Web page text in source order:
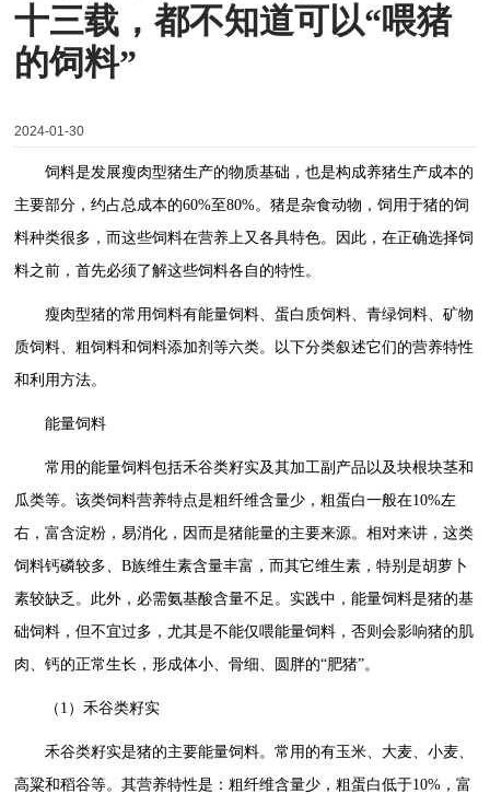
十三载，都不知道可以“喂猪
的饲料”
2024-01-30
饲料是发展瘦肉型猪生产的物质基础，也是构成养猪生产成本的
主要部分，约占总成本的60%至80%。猪是杂食动物，饲用于猪的饲
料种类很多，而这些饲料在营养上又各具特色。因此，在正确选择饲
料之前，首先必须了解这些饲料各自的特性。
瘦肉型猪的常用饲料有能量饲料、蛋白质饲料、青绿饲料、矿物
质饲料、粗饲料和饲料添加剂等六类。以下分类叙述它们的营养特性
和利用方法。
能量饲料
常用的能量饲料包括禾谷类籽实及其加工副产品以及块根块茎和
瓜类等。该类饲料营养特点是粗纤维含量少，粗蛋白一般在10%左
右，富含淀粉，易消化，因而是猪能量的主要来源。相对来讲，这类
饲料钙磷较多、B族维生素含量丰富，而其它维生素，特别是胡萝卜
素较缺乏。此外，必需氨基酸含量不足。实践中，能量饲料是猪的基
础饲料，但不宜过多，尤其是不能仅喂能量饲料，否则会影响猪的肌
肉、钙的正常生长，形成体小、骨细、圆胖的“肥猪”。
（1）禾谷类籽实
禾谷类籽实是猪的主要能量饲料。常用的有玉米、大麦、小麦、
高粱和稻谷等。其营养特性是：粗纤维含量少，粗蛋白低于10%，富